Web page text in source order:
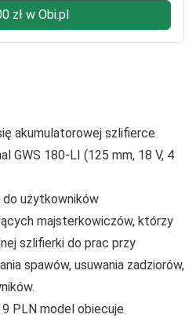
zł w Obi.pl
akumulatorowej szlifierce
GWS 180‑LI (125 mm, 18 V, 4
do użytkowników
majsterkowiczów, którzy
szlifierki do prac przy
spawów, usuwania zadziorów,
PLN model obiecuje